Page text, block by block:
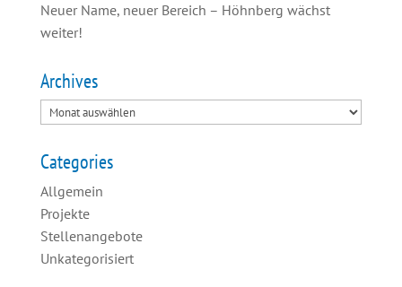
Neuer Name, neuer Bereich – Höhnberg wächst
weiter!
Archives
Categories
Allgemein
Projekte
Stellenangebote
Unkategorisiert